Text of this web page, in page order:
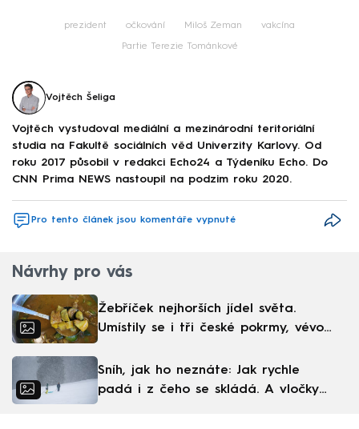
prezident očkování Miloš Zeman vakcína
Partie Terezie Tománkové
Vojtěch Šeliga
Vojtěch vystudoval mediální a mezinárodní teritoriální
studia na Fakultě sociálních věd Univerzity Karlovy. Od
roku 2017 působil v redakci Echo24 a Týdeníku Echo. Do
CNN Prima NEWS nastoupil na podzim roku 2020.
Pro tento článek jsou komentáře vypnuté
Návrhy pro vás
Žebříček nejhorších jídel světa.
Umístily se i tři české pokrmy, vévodí
Sníh, jak ho neznáte: Jak rychle
padá i z čeho se skládá. A vločky